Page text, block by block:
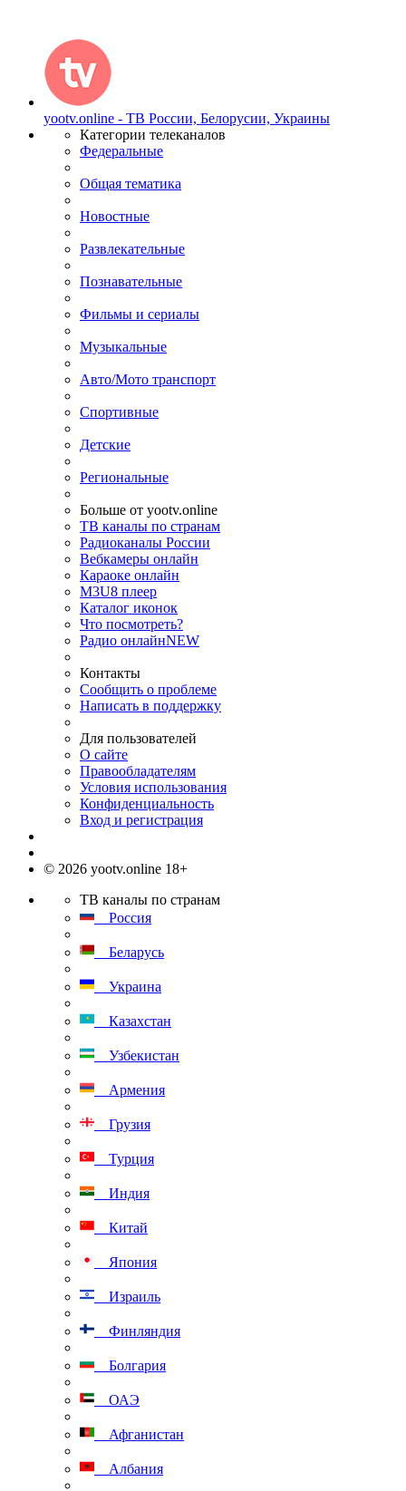
yootv.online - ТВ России, Белорусии, Украины
Категории телеканалов
Федеральные
Общая тематика
Новостные
Развлекательные
Познавательные
Фильмы и сериалы
Музыкальные
Авто/Мото транспорт
Спортивные
Детские
Региональные
Больше от yootv.online
ТВ каналы по странам
Радиоканалы России
Вебкамеры онлайн
Караоке онлайн
M3U8 плеер
Каталог иконок
Что посмотреть?
Радио онлайнNEW
Контакты
Сообщить о проблеме
Написать в поддержку
Для пользователей
О сайте
Правообладателям
Условия использования
Конфиденциальность
Вход и регистрация
© 2026 yootv.online 18+
ТВ каналы по странам
Россия
Беларусь
Украина
Казахстан
Узбекистан
Армения
Грузия
Турция
Индия
Китай
Япония
Израиль
Финляндия
Болгария
ОАЭ
Афганистан
Албания